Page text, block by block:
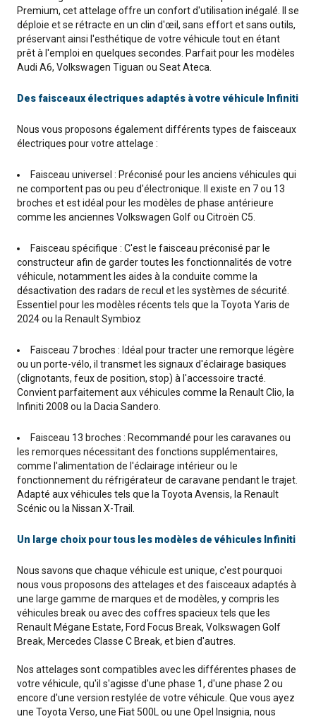
Premium, cet attelage offre un confort d'utilisation inégalé. Il se
déploie et se rétracte en un clin d'œil, sans effort et sans outils,
préservant ainsi l'esthétique de votre véhicule tout en étant
prêt à l'emploi en quelques secondes. Parfait pour les modèles
Audi A6, Volkswagen Tiguan ou Seat Ateca.
Des faisceaux électriques adaptés à votre véhicule Infiniti
Nous vous proposons également différents types de faisceaux
électriques pour votre attelage :
Faisceau universel : Préconisé pour les anciens véhicules qui
ne comportent pas ou peu d'électronique. Il existe en 7 ou 13
broches et est idéal pour les modèles de phase antérieure
comme les anciennes Volkswagen Golf ou Citroën C5.
Faisceau spécifique : C'est le faisceau préconisé par le
constructeur afin de garder toutes les fonctionnalités de votre
véhicule, notamment les aides à la conduite comme la
désactivation des radars de recul et les systèmes de sécurité.
Essentiel pour les modèles récents tels que la Toyota Yaris de
2024 ou la Renault Symbioz
Faisceau 7 broches : Idéal pour tracter une remorque légère
ou un porte-vélo, il transmet les signaux d'éclairage basiques
(clignotants, feux de position, stop) à l'accessoire tracté.
Convient parfaitement aux véhicules comme la Renault Clio, la
Infiniti 2008 ou la Dacia Sandero.
Faisceau 13 broches : Recommandé pour les caravanes ou
les remorques nécessitant des fonctions supplémentaires,
comme l'alimentation de l'éclairage intérieur ou le
fonctionnement du réfrigérateur de caravane pendant le trajet.
Adapté aux véhicules tels que la Toyota Avensis, la Renault
Scénic ou la Nissan X-Trail.
Un large choix pour tous les modèles de véhicules Infiniti
Nous savons que chaque véhicule est unique, c'est pourquoi
nous vous proposons des attelages et des faisceaux adaptés à
une large gamme de marques et de modèles, y compris les
véhicules break ou avec des coffres spacieux tels que les
Renault Mégane Estate, Ford Focus Break, Volkswagen Golf
Break, Mercedes Classe C Break, et bien d'autres.
Nos attelages sont compatibles avec les différentes phases de
votre véhicule, qu'il s'agisse d'une phase 1, d'une phase 2 ou
encore d'une version restylée de votre véhicule. Que vous ayez
une Toyota Verso, une Fiat 500L ou une Opel Insignia, nous